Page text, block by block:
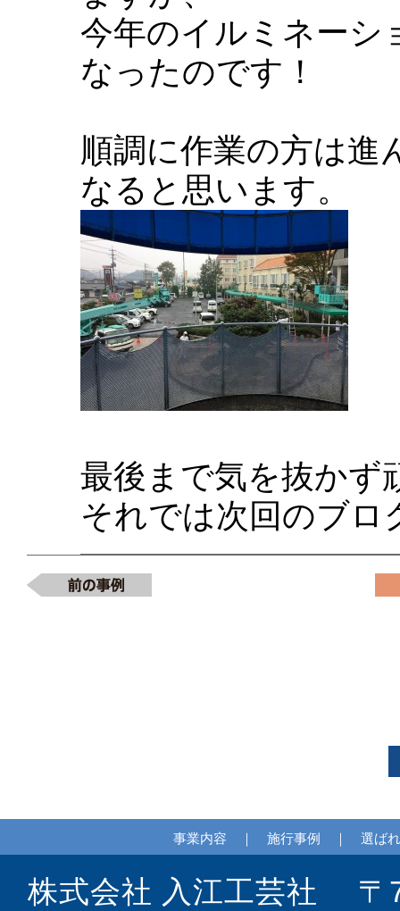
今年のイルミネーシ
なったのです！
順調に作業の方は進
なると思います。
最後まで気を抜かず
それでは次回のブロ
事業内容 ｜ 施行事例 ｜ 選ば
株式会社 入江工芸社